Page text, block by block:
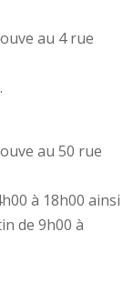
au 4 rue
au 50 rue
à 18h00 ainsi
de 9h00 à